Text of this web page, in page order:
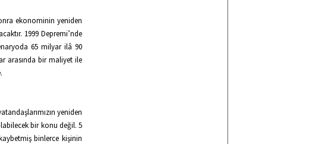
ekonominin yeniden
1999 Depremi’nde
65 milyar ilâ 90
arasında bir maliyet ile
yeniden
bir konu değil. 5
binlerce kişinin